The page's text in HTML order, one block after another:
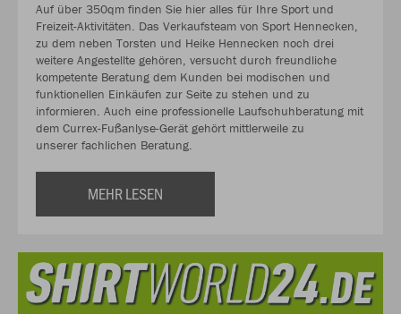
Auf über 350qm finden Sie hier alles für Ihre Sport und
Freizeit-Aktivitäten. Das Verkaufsteam von Sport Hennecken,
zu dem neben Torsten und Heike Hennecken noch drei
weitere Angestellte gehören, versucht durch freundliche
kompetente Beratung dem Kunden bei modischen und
funktionellen Einkäufen zur Seite zu stehen und zu
informieren. Auch eine professionelle Laufschuhberatung mit
dem Currex-Fußanlyse-Gerät gehört mittlerweile zu
unserer fachlichen Beratung.
MEHR LESEN